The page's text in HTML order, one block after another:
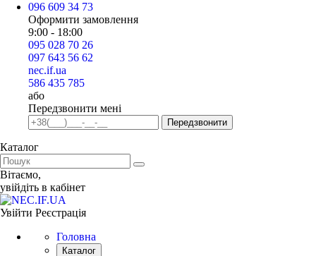
096 609 34 73
Оформити замовлення
9:00 - 18:00
095 028 70 26
097 643 56 62
nec.if.ua
586 435 785
або
Передзвонити мені
Передзвонити
Каталог
Вiтаємо,
увiйдiть в кабiнет
Увійти Реєстрація
Головна
Каталог